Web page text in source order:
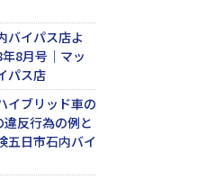
バイパス店よ
8月号｜マッ
パス店
イブリッド車の
反行為の例と
五日市石内バイ